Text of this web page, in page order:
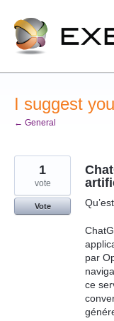
Skip
to
content
I suggest
← General
par
ce
1
vote
Vote